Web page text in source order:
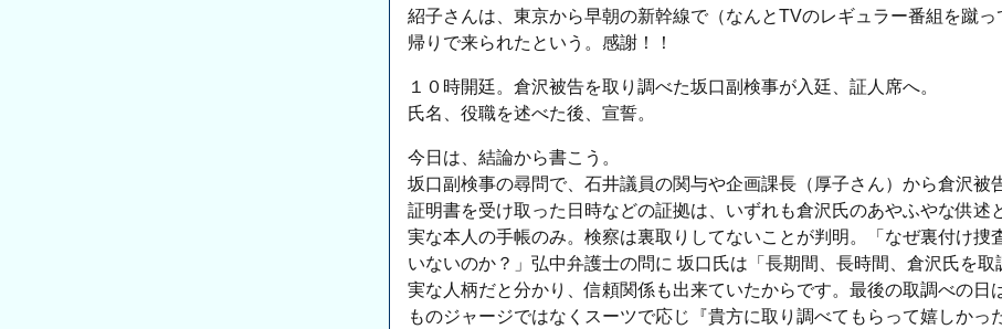
紹子さんは、東京から早朝の新幹線で（なんとTVのレギュラー番組を蹴っ
帰りで来られたという。感謝！！
１０時開廷。倉沢被告を取り調べた坂口副検事が入廷、証人席へ。
氏名、役職を述べた後、宣誓。
今日は、結論から書こう。
坂口副検事の尋問で、石井議員の関与や企画課長（厚子さん）から倉沢被
証明書を受け取った日時などの証拠は、いずれも倉沢氏のあやふやな供述
実な本人の手帳のみ。検察は裏取りしてないことが判明。「なぜ裏付け捜
いないのか？」弘中弁護士の問に 坂口氏は「長期間、長時間、倉沢氏を取
実な人柄だと分かり、信頼関係も出来ていたからです。最後の取調べの日
ものジャージではなくスーツで応じ『貴方に取り調べてもらって嬉しかっ